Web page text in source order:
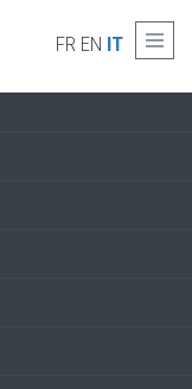
FR EN IT
& BIOLOGIE